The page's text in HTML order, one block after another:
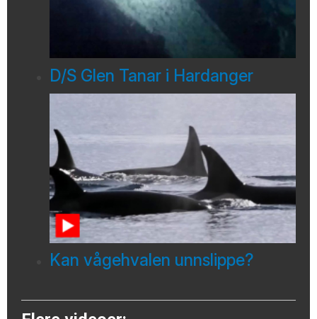
D/S Glen Tanar i Hardanger
Kan vågehvalen unnslippe?